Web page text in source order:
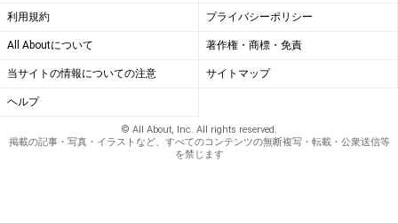
利用規約 プライバシーポリシー
All Aboutについて 著作権・商標・免責
当サイトの情報についての注意 サイトマップ
ヘルプ
© All About, Inc. All rights reserved.
掲載の記事・写真・イラストなど、すべてのコンテンツの無断複写・転載・公衆送信等
を禁じます